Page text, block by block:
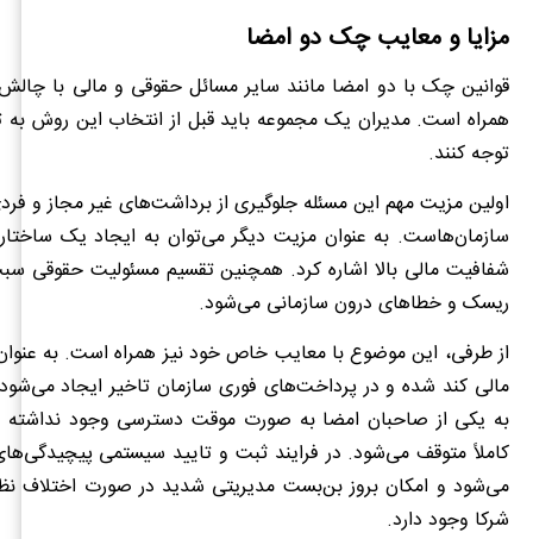
مزایا و معایب چک دو امضا
قوانین چک با دو امضا مانند سایر مسائل حقوقی و مالی با
همراه است. مدیران یک مجموعه باید قبل از انتخاب این روش به
توجه کنند.
اولین مزیت مهم این مسئله جلوگیری از برداشت‌های غیر مجاز و
سازمان‌هاست. به عنوان مزیت دیگر می‌توان به ایجاد یک
شفافیت مالی بالا اشاره کرد. همچنین تقسیم مسئولیت
ریسک و خطاهای درون سازمانی می‌شود.
از طرفی، این موضوع با معایب خاص خود نیز همراه است. به
مالی کند شده و در پرداخت‌های فوری سازمان تاخیر ایجاد
به یکی از صاحبان امضا به صورت موقت دسترسی وجود نداشته
کاملاً متوقف می‌شود. در فرایند ثبت و تایید سیستمی
می‌شود و امکان بروز بن‌بست مدیریتی شدید در صورت اختلاف
شرکا وجود دارد.